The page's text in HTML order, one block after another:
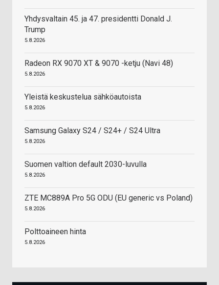
Yhdysvaltain 45. ja 47. presidentti Donald J.
Trump
5.8.2026
Radeon RX 9070 XT & 9070 -ketju (Navi 48)
5.8.2026
Yleistä keskustelua sähköautoista
5.8.2026
Samsung Galaxy S24 / S24+ / S24 Ultra
5.8.2026
Suomen valtion default 2030-luvulla
5.8.2026
ZTE MC889A Pro 5G ODU (EU generic vs Poland)
5.8.2026
Polttoaineen hinta
5.8.2026